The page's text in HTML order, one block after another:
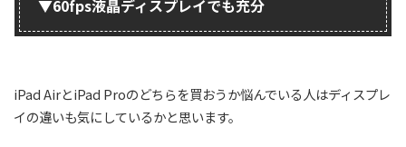
▼60fps液晶ディスプレイでも充分
iPad AirとiPad Proのどちらを買おうか悩んでいる人はディスプレ
イの違いも気にしているかと思います。